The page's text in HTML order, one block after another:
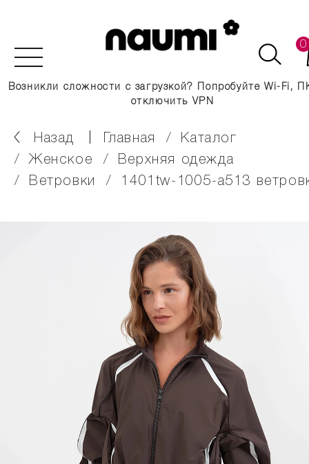
0
Возникли сложности с загрузкой? Попробуйте Wi-Fi,
отключить VPN
Назад главная
каталог
женское
верхняя одежда
ветровки
1401tw-1005-a513